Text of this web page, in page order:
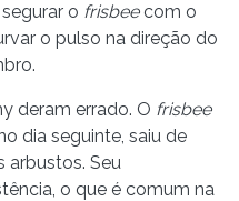
o frisbeecom o
o pulso na direção do
deram errado. O frisbee
dia seguinte, saiu de
arbustos. Seu
o que é comum na